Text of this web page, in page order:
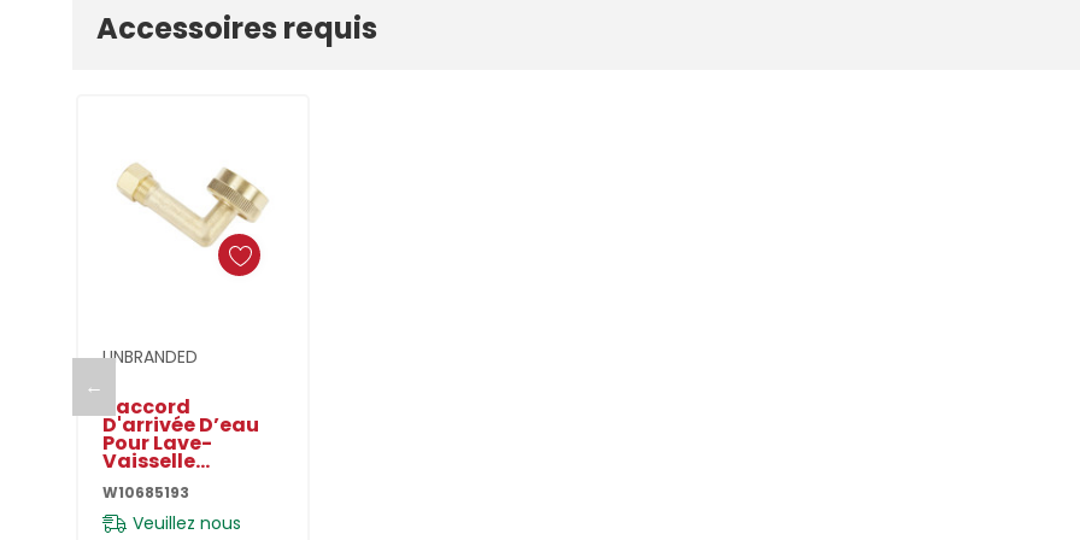
personnalisé
Accessoires requis
←
UNBRANDED
Raccord
D'arrivée D’eau
Pour Lave-
Vaisselle
W10685193
Veuillez nous